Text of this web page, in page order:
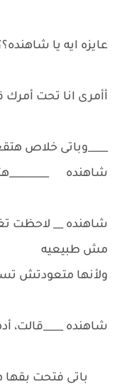
عايزه ايه يا
أأمرى انا تحت أمرك
____وباتى خلاص
شاهنده
شاهنده __ لاحظت
مش طبيعيه
ولأنها متعودتش
شاهنده ____قالت،
باتى فتحت بقها